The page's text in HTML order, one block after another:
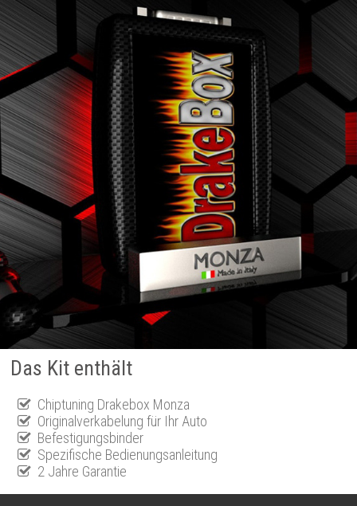
Das Kit enthält
Chiptuning Drakebox Monza
Originalverkabelung für Ihr Auto
Befestigungsbinder
Spezifische Bedienungsanleitung
2 Jahre Garantie